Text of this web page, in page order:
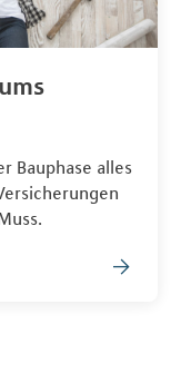
Bauphase alles